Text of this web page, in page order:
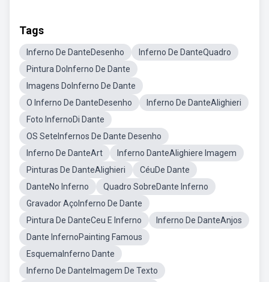
Tags
Inferno De DanteDesenho
Inferno De DanteQuadro
Pintura DoInferno De Dante
Imagens DoInferno De Dante
O Inferno De DanteDesenho
Inferno De DanteAlighieri
Foto InfernoDi Dante
OS SeteInfernos De Dante Desenho
Inferno De DanteArt
Inferno DanteAlighiere Imagem
Pinturas De DanteAlighieri
CéuDe Dante
DanteNo Inferno
Quadro SobreDante Inferno
Gravador AçoInferno De Dante
Pintura De DanteCeu E Inferno
Inferno De DanteAnjos
Dante InfernoPainting Famous
EsquemaInferno Dante
Inferno De DanteImagem De Texto